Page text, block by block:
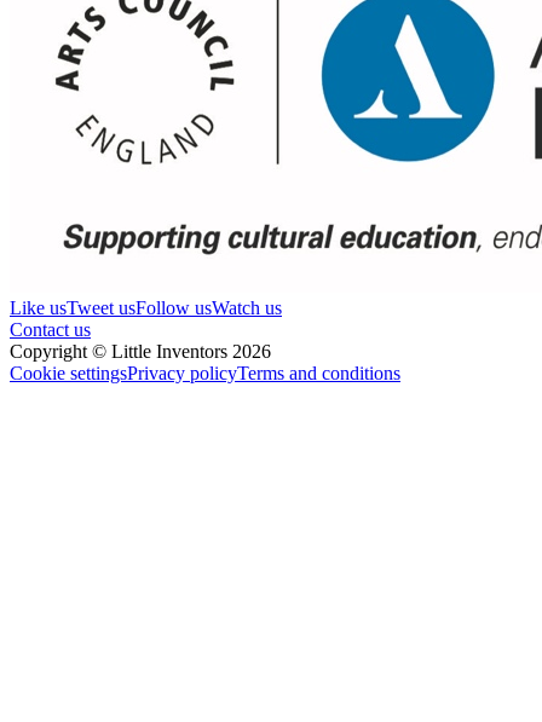
Like usTweet usFollow usWatch us
Contact us
Copyright © Little Inventors 2026
Cookie settingsPrivacy policyTerms and conditions